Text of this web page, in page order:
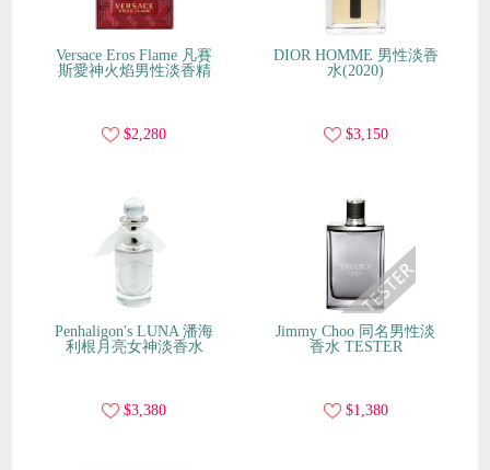
Versace Eros Flame 凡賽
斯愛神火焰男性淡香精
$2,280
DIOR HOMME 男性淡香
水(2020)
$3,150
Penhaligon's LUNA 潘海
利根月亮女神淡香水
$3,380
Jimmy Choo 同名男性淡
香水 TESTER
$1,380